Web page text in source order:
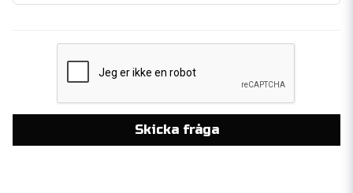
Skicka fråga